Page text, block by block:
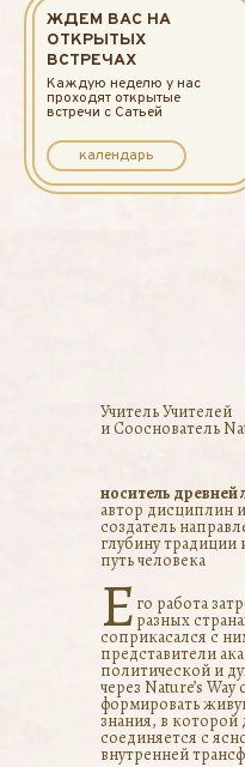
ЖДЕМ ВАС НА
ОТКРЫТЫХ
ВСТРЕЧАХ
Каждую неделю у нас
проходят открытые
встречи с Сатьей
календарь
Учитель Учителей
и Сооснователь
носитель древней
автор дисциплин
создатель
глубину
путь человека
Е го работа
разных
соприкасался с
представители
политической и
через Nature’s
формировать
знания, в которой
соединяется с
внутренней